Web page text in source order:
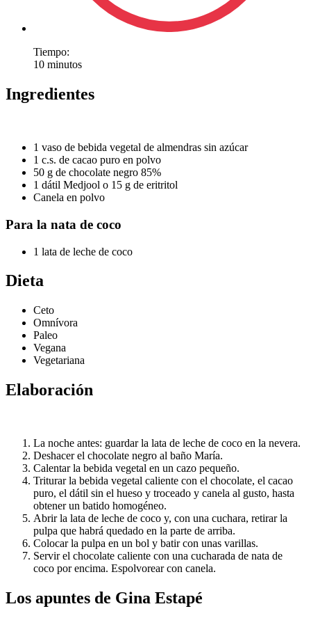
Tiempo:
10 minutos
Ingredientes
1 vaso de bebida vegetal de almendras sin azúcar
1 c.s. de cacao puro en polvo
50 g de chocolate negro 85%
1 dátil Medjool o 15 g de eritritol
Canela en polvo
Para la nata de coco
1 lata de leche de coco
Dieta
Ceto
Omnívora
Paleo
Vegana
Vegetariana
Elaboración
La noche antes: guardar la lata de leche de coco en la nevera.
Deshacer el chocolate negro al baño María.
Calentar la bebida vegetal en un cazo pequeño.
Triturar la bebida vegetal caliente con el chocolate, el cacao
puro, el dátil sin el hueso y troceado y canela al gusto, hasta
obtener un batido homogéneo.
Abrir la lata de leche de coco y, con una cuchara, retirar la
pulpa que habrá quedado en la parte de arriba.
Colocar la pulpa en un bol y batir con unas varillas.
Servir el chocolate caliente con una cucharada de nata de
coco por encima. Espolvorear con canela.
Los apuntes de Gina Estapé